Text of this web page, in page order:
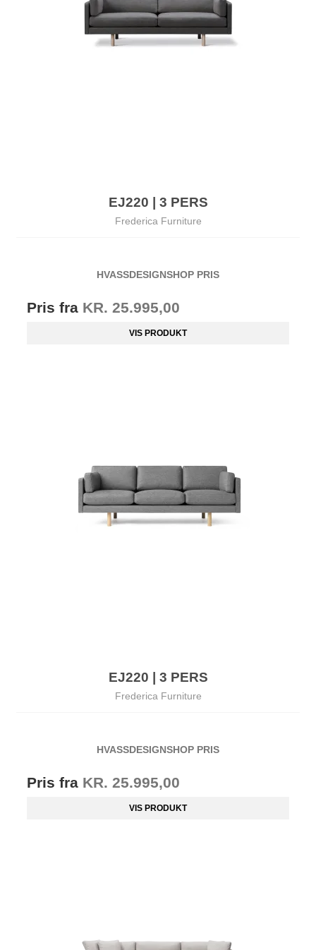
EJ220 | 3 PERS
Frederica Furniture
HVASSDESIGNSHOP PRIS
Pris fra KR. 25.995,00
VIS PRODUKT
EJ220 | 3 PERS
Frederica Furniture
HVASSDESIGNSHOP PRIS
Pris fra KR. 25.995,00
VIS PRODUKT